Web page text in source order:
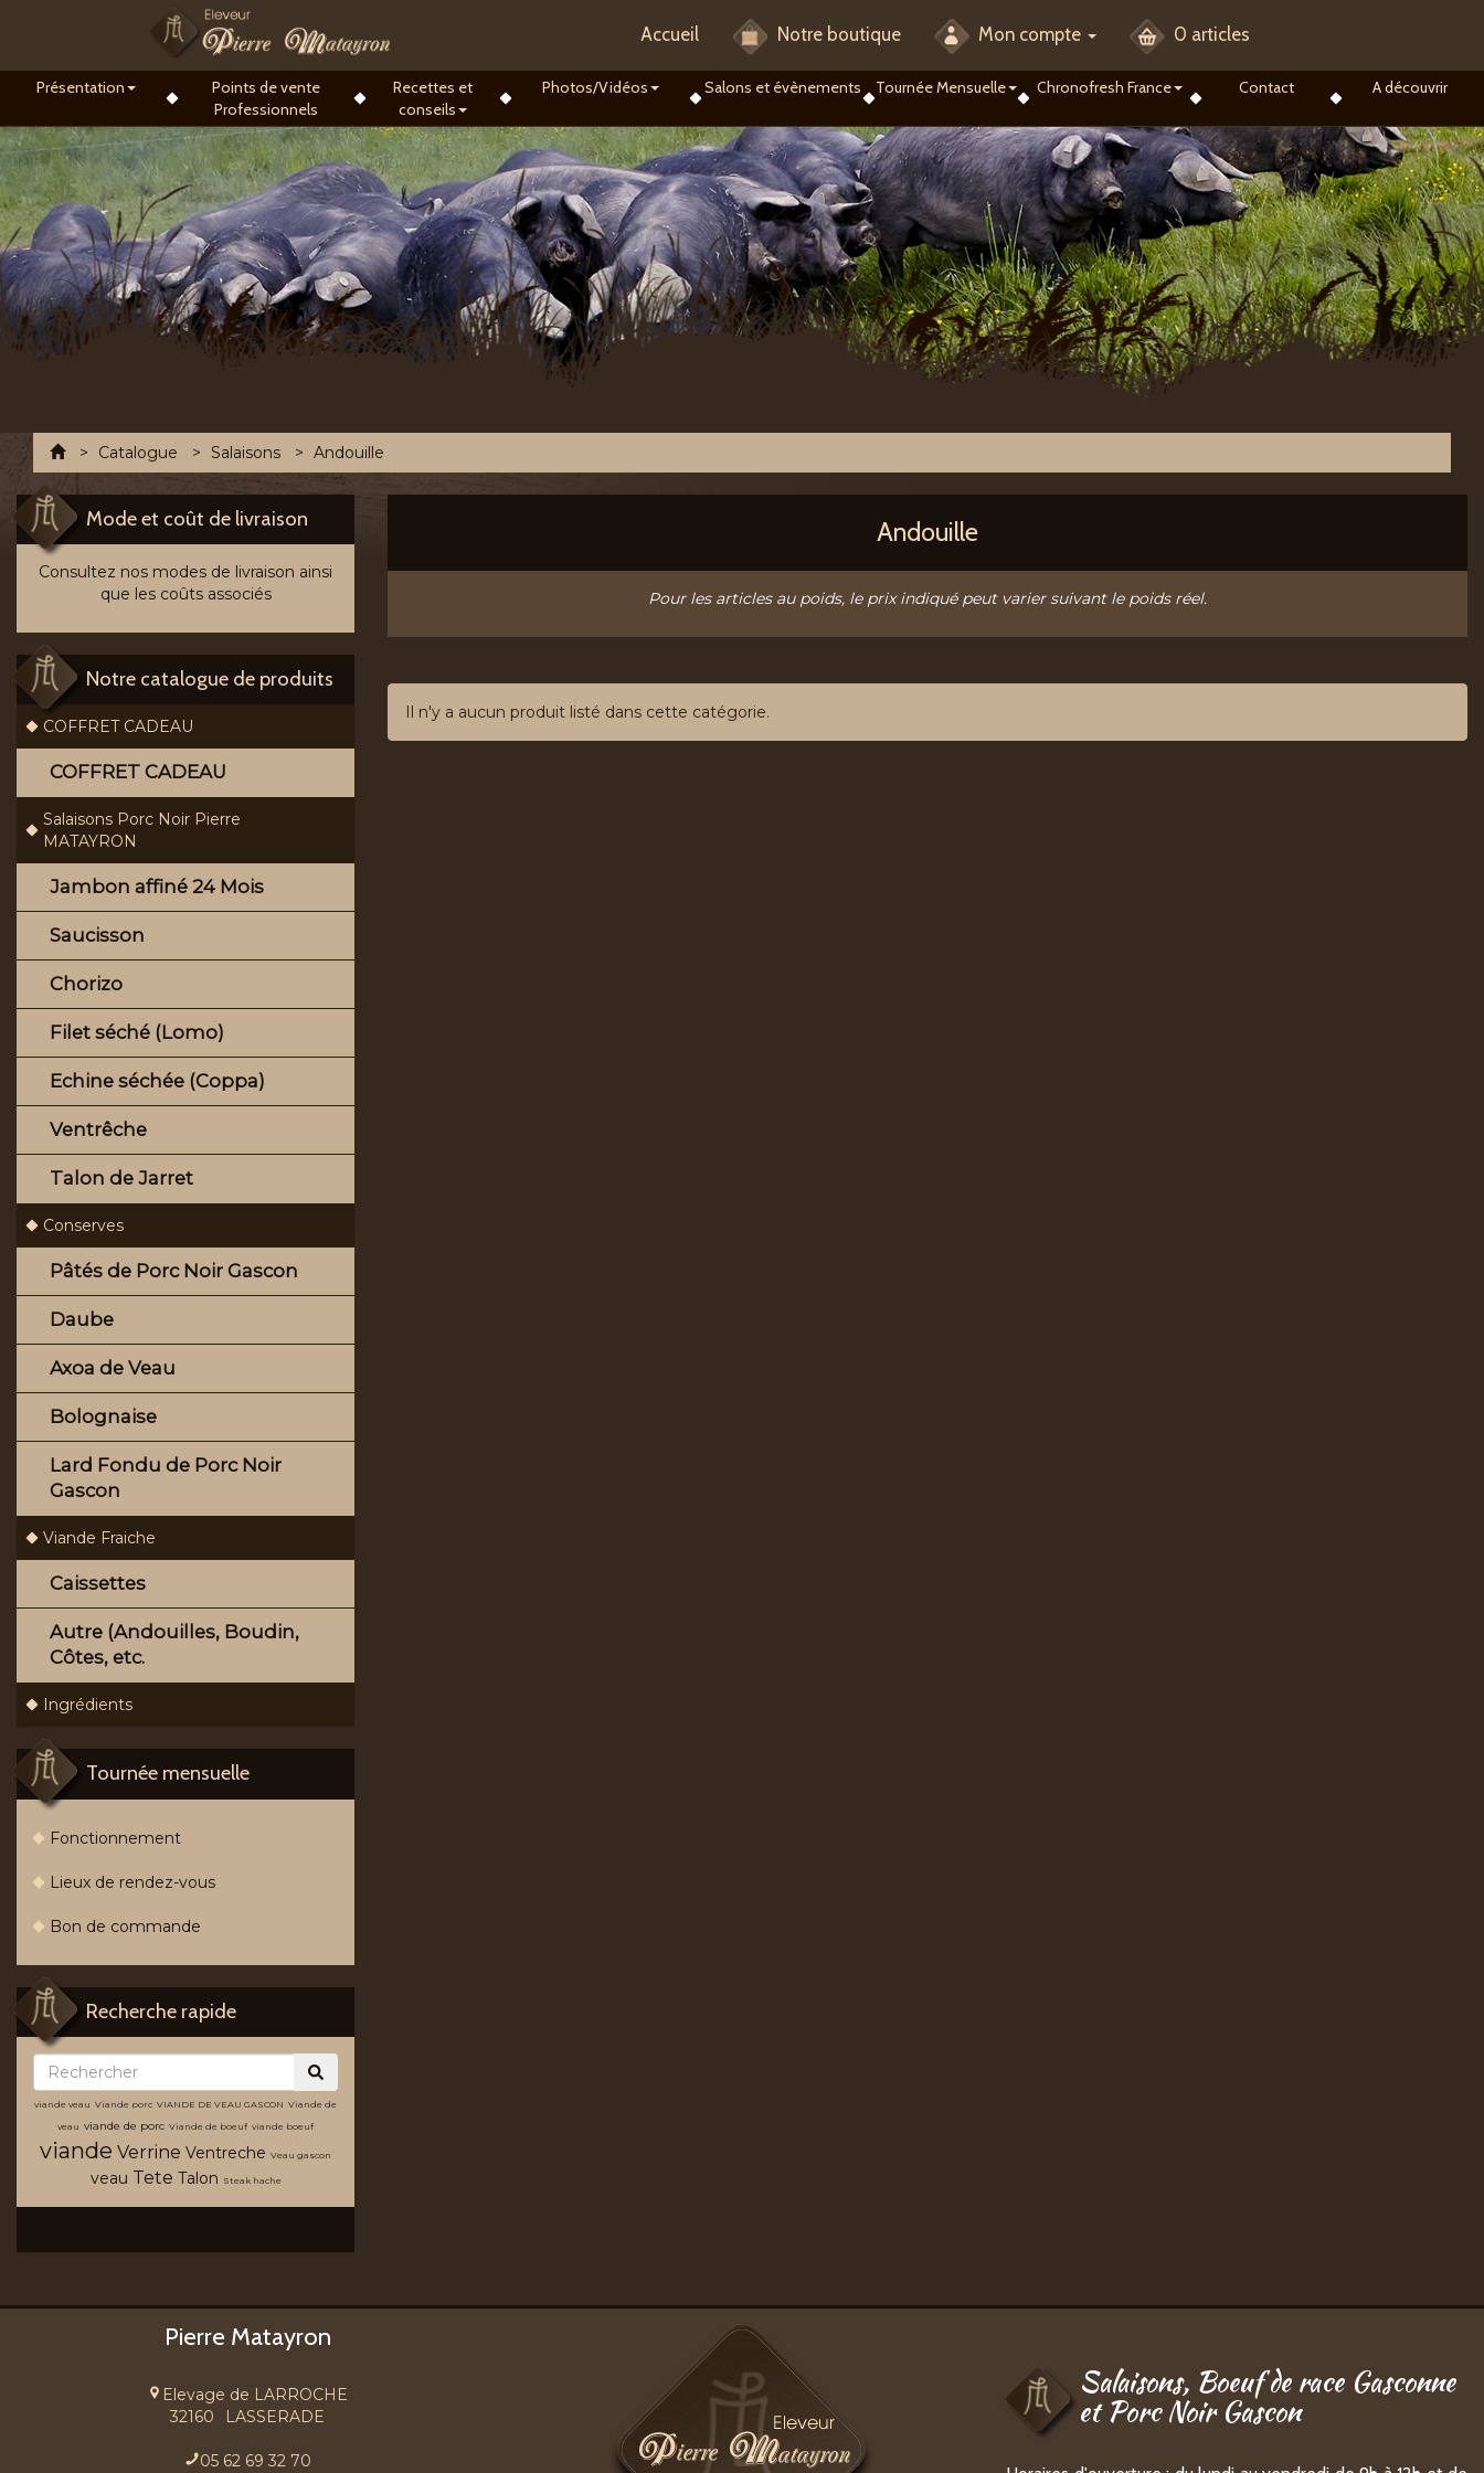
Accueil Notre boutique Mon compte 0 articles
Présentation
Points de vente
Professionnels
Recettes et
conseils
Photos/Vidéos Salons et évènements Tournée Mensuelle Chronofresh France Contact A découvrir
AccueilCatalogue Salaisons Andouille
Andouille
Pour les articles au poids, le prix indiqué peut varier suivant le poids réel.
Il n'y a aucun produit listé dans cette catégorie.
Mode et coût de livraison
Consultez nos modes de livraison ainsi
que les coûts associés
Notre catalogue de produits
COFFRET CADEAU
COFFRET CADEAU
Salaisons Porc Noir Pierre
MATAYRON
Jambon affiné 24 Mois
Saucisson
Chorizo
Filet séché (Lomo)
Echine séchée (Coppa)
Ventrêche
Talon de Jarret
Conserves
Pâtés de Porc Noir Gascon
Daube
Axoa de Veau
Bolognaise
Lard Fondu de Porc Noir
Gascon
Viande Fraiche
Caissettes
Autre (Andouilles, Boudin,
Côtes, etc.
Ingrédients
Tournée mensuelle
Fonctionnement
Lieux de rendez-vous
Bon de commande
Recherche rapide
viande veau Viande porc VIANDE DE VEAU GASCON Viande de
veau viande de porc Viande de boeuf viande boeuf
viande Verrine Ventreche Veau gascon
veau Tete Talon Steak hache
Pierre Matayron
Elevage de LARROCHE
32160
LASSERADE
05 62 69 32 70
Salaisons, Boeuf de race Gasconne
et Porc Noir Gascon